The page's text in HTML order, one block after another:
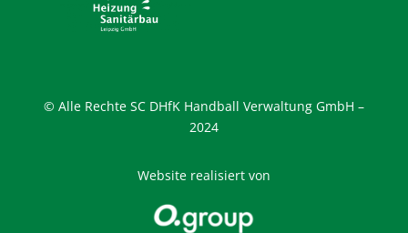
© Alle Rechte SC DHfK Handball Verwaltung GmbH –
2024
Website realisiert von